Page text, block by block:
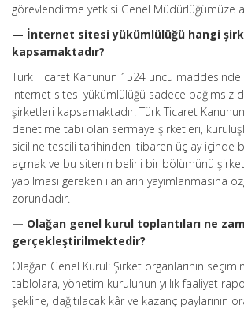
görevlendirme yetkisi Genel Müdürlüğümüze
— İnternet sitesi yükümlülüğü hangi
kapsamaktadır?
Türk Ticaret Kanunun 1524 üncü
internet sitesi yükümlülüğü sadece bağımsız
şirketleri kapsamaktadır. Türk Ticaret
denetime tabi olan sermaye şirketleri,
siciline tescili tarihinden itibaren üç ay içinde
açmak ve bu sitenin belirli bir bölümünü
yapılması gereken ilanların yayımlanmasına
zorundadır.
— Olağan genel kurul toplantıları ne
gerçekleştirilmektedir?
Olağan Genel Kurul: Şirket organlarının
tablolara, yönetim kurulunun yıllık faaliyet
şekline, dağıtılacak kâr ve kazanç paylarının